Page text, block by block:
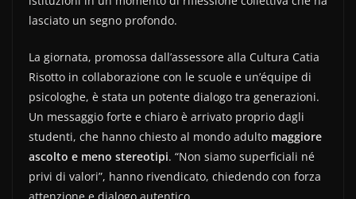
lasciato un segno profondo.
La giornata, promossa dall’assessore alla Cultura Catia
Risotto in collaborazione con le scuole e un’équipe di
psicologhe, è stata un potente dialogo tra generazioni.
Un messaggio forte e chiaro è arrivato proprio dagli
studenti, che hanno chiesto al mondo adulto maggiore
ascolto e meno stereotipi. “Non siamo superficiali né
privi di valori”, hanno rivendicato, chiedendo con forza